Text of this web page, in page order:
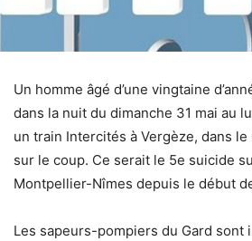
Un homme âgé d’une vingtaine
dans la nuit du dimanche 31 mai au
un train Intercités à Vergèze, dans le
sur le coup. Ce serait le 5e suicide
Montpellier-Nîmes depuis le début
Les sapeurs-pompiers du Gard sont